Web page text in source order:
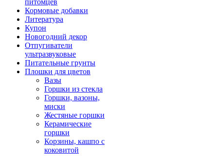
питомцев
Кормовые добавки
Литература
Купон
Новогодний декор
Отпугиватели
ультразвуковые
Питательные грунты
Плошки для цветов
Вазы
Горшки из стекла
Горшки, вазоны,
миски
Жестяные горшки
Керамические
горшки
Корзины, кашпо с
коковитой